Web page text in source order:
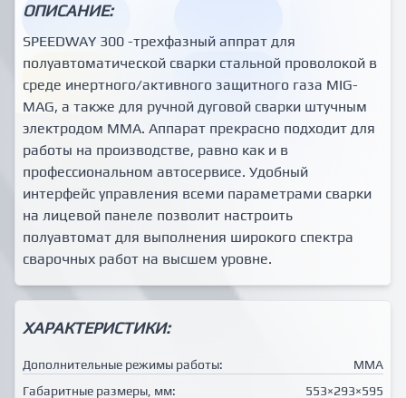
ОПИСАНИЕ:
SPEEDWAY 300 -трехфазный аппрат для
полуавтоматической сварки стальной проволокой в
среде инертного/активного защитного газа MIG-
MAG, а также для ручной дуговой сварки штучным
электродом MMA. Аппарат прекрасно подходит для
работы на производстве, равно как и в
профессиональном автосервисе. Удобный
интерфейс управления всеми параметрами сварки
на лицевой панеле позволит настроить
полуавтомат для выполнения широкого спектра
сварочных работ на высшем уровне.
ХАРАКТЕРИСТИКИ:
Дополнительные режимы работы:
MMA
Габаритные размеры, мм:
553×293×595